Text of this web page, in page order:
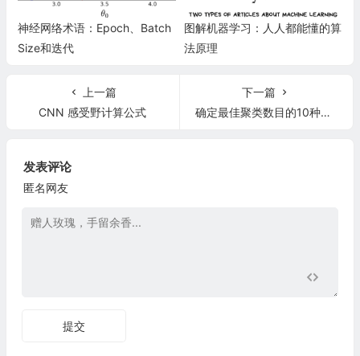
神经网络术语：Epoch、Batch
Size和迭代
图解机器学习：人人都能懂的算
法原理
上一篇
CNN 感受野计算公式
下一篇
确定最佳聚类数目的10种方法
发表评论
匿名网友
提交